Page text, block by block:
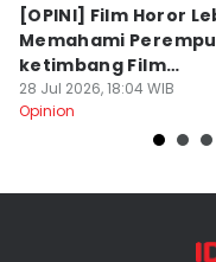
[OPINI] Film Horor
Memahami
ketimbang Film
Romantis
28 Jul 2026, 18:04 WIB
Opinion